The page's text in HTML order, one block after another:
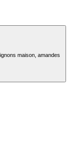
maison, amandes